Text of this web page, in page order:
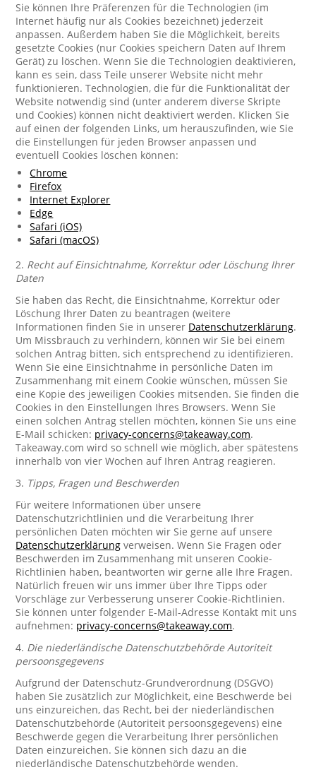
Sie können Ihre Präferenzen für die Technologien (im
Internet häufig nur als Cookies bezeichnet) jederzeit
anpassen. Außerdem haben Sie die Möglichkeit, bereits
gesetzte Cookies (nur Cookies speichern Daten auf Ihrem
Gerät) zu löschen. Wenn Sie die Technologien deaktivieren,
kann es sein, dass Teile unserer Website nicht mehr
funktionieren. Technologien, die für die Funktionalität der
Website notwendig sind (unter anderem diverse Skripte
und Cookies) können nicht deaktiviert werden. Klicken Sie
auf einen der folgenden Links, um herauszufinden, wie Sie
die Einstellungen für jeden Browser anpassen und
eventuell Cookies löschen können:
Chrome
Firefox
Internet Explorer
Edge
Safari (iOS)
Safari (macOS)
2. Recht auf Einsichtnahme, Korrektur oder Löschung Ihrer
Daten
Sie haben das Recht, die Einsichtnahme, Korrektur oder
Löschung Ihrer Daten zu beantragen (weitere
Informationen finden Sie in unserer Datenschutzerklärung.
Um Missbrauch zu verhindern, können wir Sie bei einem
solchen Antrag bitten, sich entsprechend zu identifizieren.
Wenn Sie eine Einsichtnahme in persönliche Daten im
Zusammenhang mit einem Cookie wünschen, müssen Sie
eine Kopie des jeweiligen Cookies mitsenden. Sie finden die
Cookies in den Einstellungen Ihres Browsers. Wenn Sie
einen solchen Antrag stellen möchten, können Sie uns eine
E-Mail schicken: privacy-concerns@takeaway.com.
Takeaway.com wird so schnell wie möglich, aber spätestens
innerhalb von vier Wochen auf Ihren Antrag reagieren.
3. Tipps, Fragen und Beschwerden
Für weitere Informationen über unsere
Datenschutzrichtlinien und die Verarbeitung Ihrer
persönlichen Daten möchten wir Sie gerne auf unsere
Datenschutzerklärung verweisen. Wenn Sie Fragen oder
Beschwerden im Zusammenhang mit unseren Cookie-
Richtlinien haben, beantworten wir gerne alle Ihre Fragen.
Natürlich freuen wir uns immer über Ihre Tipps oder
Vorschläge zur Verbesserung unserer Cookie-Richtlinien.
Sie können unter folgender E-Mail-Adresse Kontakt mit uns
aufnehmen: privacy-concerns@takeaway.com.
4. Die niederländische Datenschutzbehörde Autoriteit
persoonsgegevens
Aufgrund der Datenschutz-Grundverordnung (DSGVO)
haben Sie zusätzlich zur Möglichkeit, eine Beschwerde bei
uns einzureichen, das Recht, bei der niederländischen
Datenschutzbehörde (Autoriteit persoonsgegevens) eine
Beschwerde gegen die Verarbeitung Ihrer persönlichen
Daten einzureichen. Sie können sich dazu an die
niederländische Datenschutzbehörde wenden.